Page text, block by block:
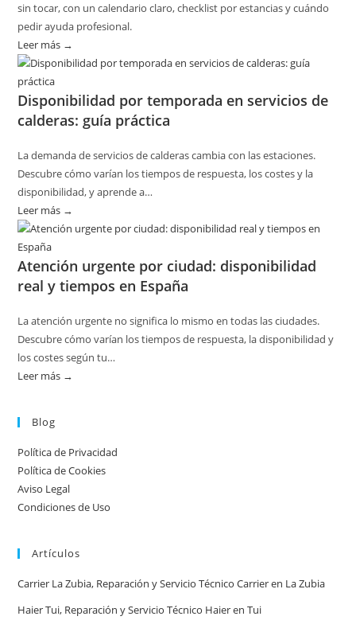
sin tocar, con un calendario claro, checklist por estancias y cuándo
pedir ayuda profesional.
Leer más →
Cómo
revisiones
básicas
hogar
sin
Disponibilidad por temporada en servicios de
calderas: guía práctica
La demanda de servicios de calderas cambia con las estaciones.
Descubre cómo varían los tiempos de respuesta, los costes y la
disponibilidad, y aprende a…
Leer más →
Disponibilidad
temporada
en
de
calderas:
Atención urgente por ciudad: disponibilidad
real y tiempos en España
La atención urgente no significa lo mismo en todas las ciudades.
Descubre cómo varían los tiempos de respuesta, la disponibilidad y
los costes según tu…
Leer más →
ciudad:
disponibilidad
y
en
Blog
Política de Privacidad
Política de Cookies
Aviso Legal
Condiciones de Uso
Artículos
Carrier La Zubia, Reparación y Servicio Técnico Carrier en La Zubia
Haier Tui, Reparación y Servicio Técnico Haier en Tui